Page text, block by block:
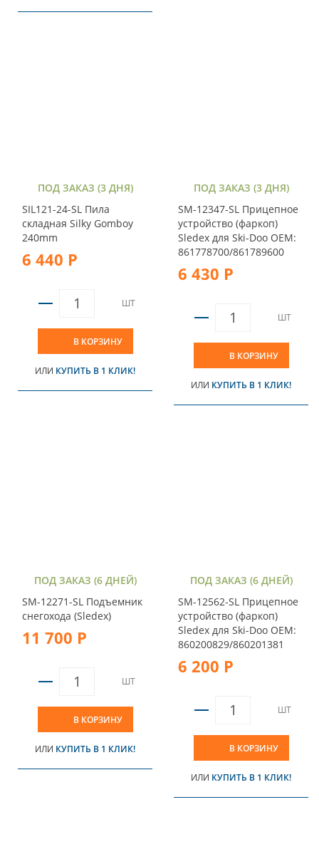
ПОД ЗАКАЗ (3 ДНЯ)
SIL121-24-SL Пила
складная Silky Gomboy
240mm
6 440 Р
ШТ
В КОРЗИНУ
ИЛИ КУПИТЬ В 1 КЛИК!
ПОД ЗАКАЗ (3 ДНЯ)
SM-12347-SL Прицепное
устройство (фаркоп)
Sledex для Ski-Doo OEM:
861778700/861789600
6 430 Р
ШТ
В КОРЗИНУ
ИЛИ КУПИТЬ В 1 КЛИК!
ПОД ЗАКАЗ (6 ДНЕЙ)
SM-12271-SL Подъемник
снегохода (Sledex)
11 700 Р
ШТ
В КОРЗИНУ
ИЛИ КУПИТЬ В 1 КЛИК!
ПОД ЗАКАЗ (6 ДНЕЙ)
SM-12562-SL Прицепное
устройство (фаркоп)
Sledex для Ski-Doo OEM:
860200829/860201381
6 200 Р
ШТ
В КОРЗИНУ
ИЛИ КУПИТЬ В 1 КЛИК!